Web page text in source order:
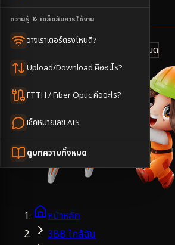
ความรู้ & เคล็ดลับการใช้งาน
วางเราเตอร์ตรงไหนดี?
Upload/Download คืออะไร?
FTTH / Fiber Optic คืออะไร?
เช็คหมายเลข AIS
ดูบทความทั้งหมด
ราคาเริ่มต้น
ดูแพ็กเกจทั้งหมด
หน้าหลัก
3BB ใกล้ฉัน